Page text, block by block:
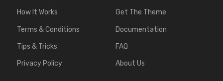
How It Works
Terms & Conditions
Tips & Tricks
Privacy Policy
Get The Theme
Documentation
FAQ
About Us